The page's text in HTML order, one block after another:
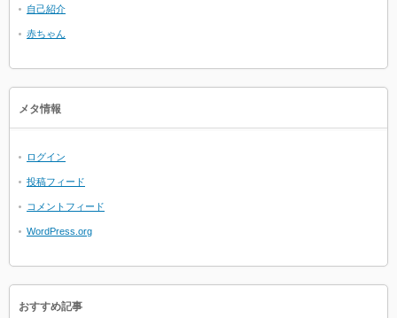
自己紹介
赤ちゃん
メタ情報
ログイン
投稿フィード
コメントフィード
WordPress.org
おすすめ記事